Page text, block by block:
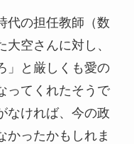
代の担任教師（数
空さんに対し、
」と厳しくも愛の
ってくれたそうで
なければ、今の政
かったかもしれま